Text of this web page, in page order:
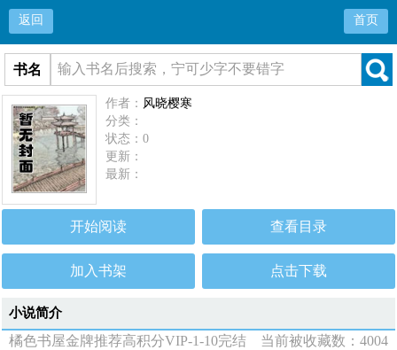
返回 首页
书名
作者： 风晓樱寒
分类：
状态：0
更新：
最新：
开始阅读 查看目录
加入书架 点击下载
小说简介
橘色书屋金牌推荐高积分VIP-1-10完结 当前被收藏数：4004